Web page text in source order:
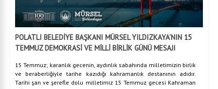
POLATLI BELEDİYE BAŞKANI MÜRSEL YILDIZKAYA’NIN 15
TEMMUZ DEMOKRASİ VE MİLLİ BİRLİK GÜNÜ MESAJI
15 Temmuz; karanlık gecenin, aydınlık sabahında milletimizin birlik
ve beraberliğiyle tarihe kazıdığı kahramanlık destanının adıdır.
Tarihi şan ve şerefle dolu milletimiz 15 Temmuz gecesi Kahraman